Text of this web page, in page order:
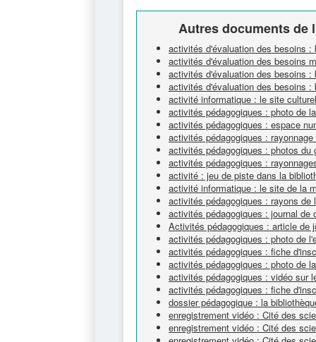
Autres documents de
activités d'évaluation des besoins :
activités d'évaluation des besoins
activités d'évaluation des besoins :
activités d'évaluation des besoins :
activité informatique : le site
activités pédagogiques : photo de
activités pédagogiques : espace
activités pédagogiques :
activités pédagogiques : photos du
activités pédagogiques :
activité : jeu de piste dans la
activité informatique : le site de la
activités pédagogiques : rayons de
activités pédagogiques : journal de
Activités pédagogiques : article de
activités pédagogiques : photo de
activités pédagogiques : fiche
activités pédagogiques : photo de
activités pédagogiques : vidéo sur
activités pédagogiques : fiche
dossier pédagogique : la
enregistrement vidéo : Cité des
enregistrement vidéo : Cité des